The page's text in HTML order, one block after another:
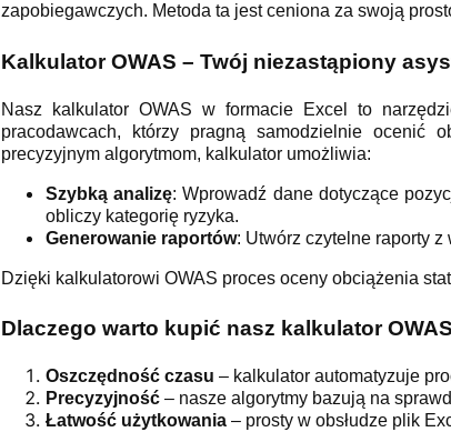
zapobiegawczych. Metoda ta jest ceniona za swoją
Kalkulator OWAS – Twój niezastąpiony
Nasz kalkulator OWAS w formacie Excel to
pracodawcach, którzy pragną samodzielnie ocenić
precyzyjnym algorytmom, kalkulator umożliwia:
Szybką analizę: Wprowadź dane dotyczące
obliczy kategorię ryzyka.
Generowanie raportów: Utwórz czytelne raporty
Dzięki kalkulatorowi OWAS proces oceny obciążenia
Dlaczego warto kupić nasz kalkulator
Oszczędność czasu – kalkulator automatyzuje
Precyzyjność– nasze algorytmy bazują na
Łatwość użytkowania– prosty w obsłudze plik